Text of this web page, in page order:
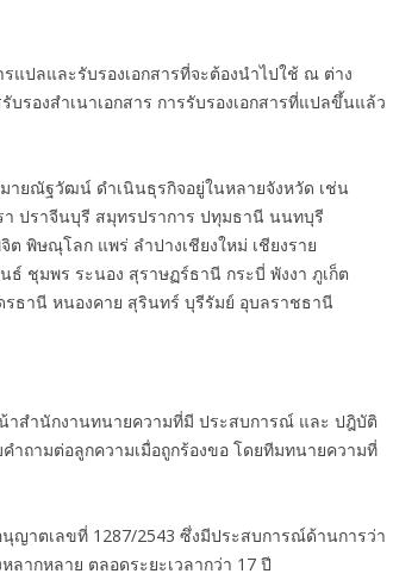
ปลและรับรองเอกสารที่จะต้องนำไปใช้ ณ ต่าง
รองสำเนาเอกสาร การรับรองเอกสารที่แปลขึ้นแล้ว
ายณัฐวัฒน์ ดำเนินธุรกิจอยู่ในหลายจังหวัด เช่น
า ปราจีนบุรี สมุทรปราการ ปทุมธานี นนทบุรี
พิษณุโลก แพร่ ลำปางเชียงใหม่ เชียงราย
ชุมพร ระนอง สุราษฏร์ธานี กระบี่ พังงา ภูเก็ต
ธานี หนองคาย สุรินทร์ บุรีรัมย์ อุบลราชธานี
สำนักงานทนายความที่มี ประสบการณ์ และ ปฎิบัติ
ำถามต่อลูกความเมื่อถูกร้องขอ โดยทีมทนายความที่
าตเลขที่ 1287/2543 ซึ่งมีประสบการณ์ด้านการว่า
ลากหลาย ตลอดระยะเวลากว่า 17 ปี